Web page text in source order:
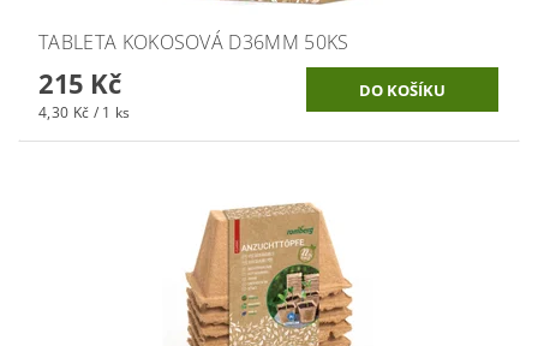
TABLETA KOKOSOVÁ D36MM 50KS
215 Kč
4,30 Kč / 1 ks